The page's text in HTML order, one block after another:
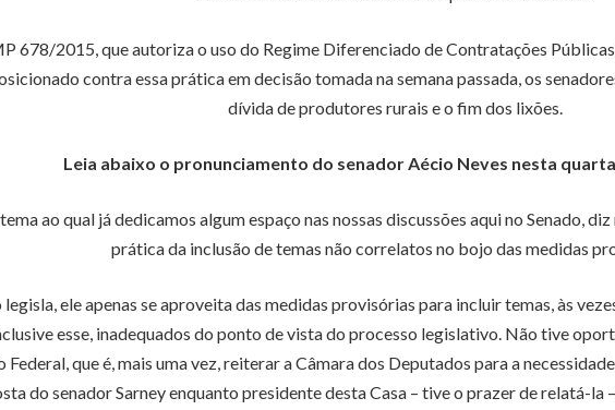
678/2015, que autoriza o uso do Regime Diferenciado de Contratações
contra essa prática em decisão tomada na semana passada, os
dívida de produtores rurais e o fim dos lixões.
Leia abaixo o pronunciamento do senador Aécio Neves nesta
ao qual já dedicamos algum espaço nas nossas discussões aqui no Senado,
prática da inclusão de temas não correlatos no bojo das medidas
ele apenas se aproveita das medidas provisórias para incluir temas, às
esse, inadequados do ponto de vista do processo legislativo. Não tive
Federal, que é, mais uma vez, reiterar a Câmara dos Deputados para a
do senador Sarney enquanto presidente desta Casa – tive o prazer de relatá-